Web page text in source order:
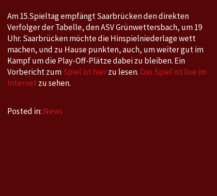
26.1.2021
um
19
Uhr
Am 15.Spieltag empfängt Saarbrücken den direkten
Verfolger der Tabelle, den ASV Grünwettersbach, um 19
Uhr. Saarbrücken möchte die Hinspielniederlage wett
machen, und zu Hause punkten, auch, um weiter gut im
Kampf um die Play-Off-Plätze dabei zu bleiben. Ein
Vorbericht zumSpiel ist hierzu lesen. Das Spiel ist live im
Internet zu sehen.
Posted in: News